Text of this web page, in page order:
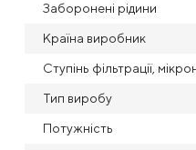
Заборонені рідини
Країна виробник
Ступінь фільтрації,
Тип виробу
Потужність